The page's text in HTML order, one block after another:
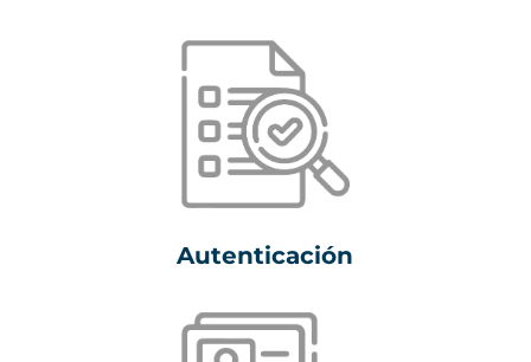
Autenticación